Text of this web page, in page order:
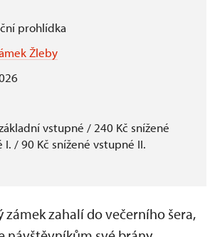
prohlídka
Žleby
vstupné / 240 Kč snížené
I. / 90 Kč snížené vstupné II.
zámek zahalí do večerního šera,